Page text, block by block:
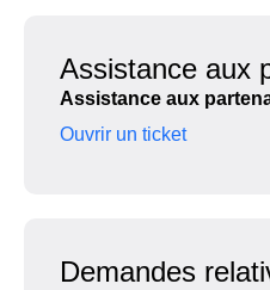
Assistance aux
Assistance aux
Ouvrir un ticket
Demandes